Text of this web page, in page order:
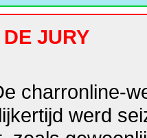
JURY
charronline-
werd